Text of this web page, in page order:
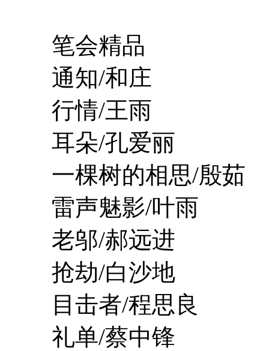
笔会精品
通知/和庄
行情/王雨
耳朵/孔爱丽
一棵树的相思/殷茹
雷声魅影/叶雨
老邬/郝远进
抢劫/白沙地
目击者/程思良
礼单/蔡中锋